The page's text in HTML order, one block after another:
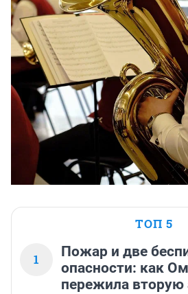
ТОП 5
1
Пожар и две
опасности: как
пережила